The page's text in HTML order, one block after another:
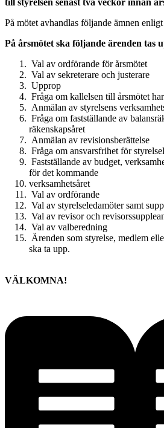
till styrelsen senast två veckor innan
På mötet avhandlas följande ämnen
På årsmötet ska följande ärenden tas
Val av ordförande för årsmötet
Val av sekreterare och justerare
Upprop
Fråga om kallelsen till årsmötet
Anmälan av styrelsens
Fråga om fastställande av
räkenskapsåret
Anmälan av revisionsberättelse
Fråga om ansvarsfrihet för
Fastställande av budget,
för det kommande
verksamhetsåret
Val av ordförande
Val av styrelseledamöter samt
Val av revisor och
Val av valberedning
Ärenden som styrelse, medlem
ska ta upp.
VÄLKOMNA!